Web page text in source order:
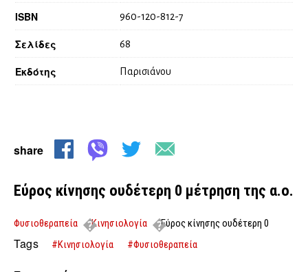
ISBN 960-120-812-7
Σελίδες 68
Εκδότης Παρισιάνου
share
Εύρος κίνησης ουδέτερη 0 μέτρηση της α.ο.
Φυσιοθεραπεία Κινησιολογία
Εύρος κίνησης ουδέτερη 0
μέτρηση της α.ο.
Tags #Κινησιολογία #Φυσιοθεραπεία